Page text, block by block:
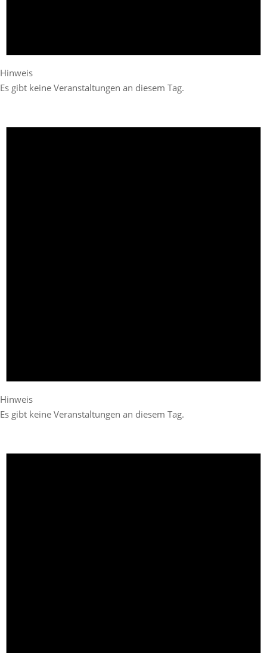
Hinweis
Es gibt keine Veranstaltungen an diesem Tag.
Hinweis
Es gibt keine Veranstaltungen an diesem Tag.